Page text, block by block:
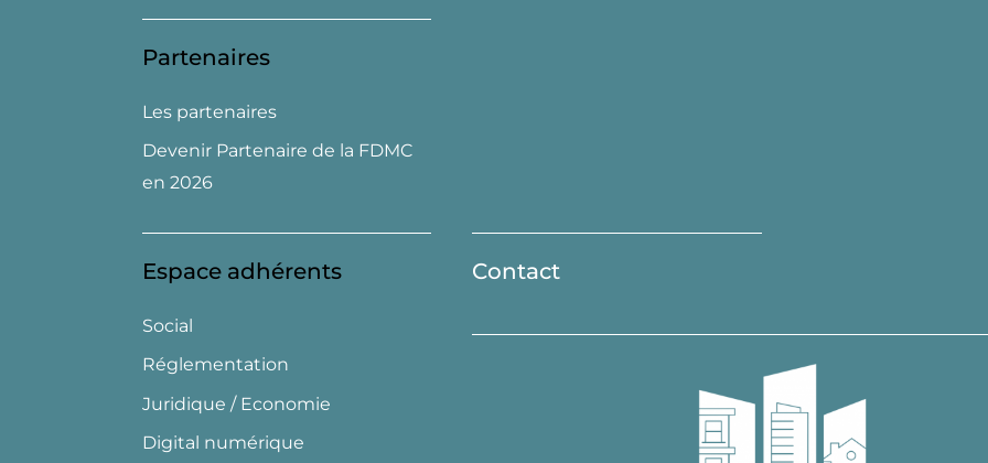
Partenaires
Les partenaires
Devenir Partenaire de la FDMC
en 2026
Espace adhérents
Social
Réglementation
Juridique / Economie
Digital numérique
Contact